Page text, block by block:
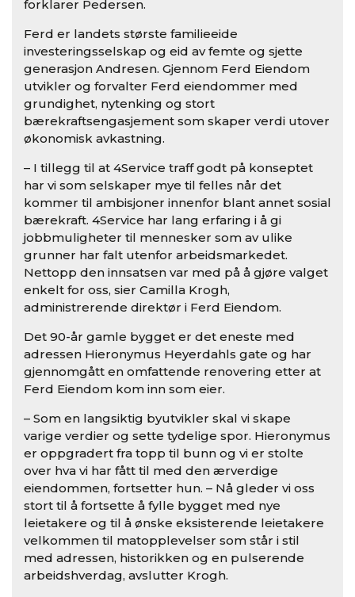
forklarer Pedersen.
Ferd er landets største familieeide
investeringsselskap og eid av femte og sjette
generasjon Andresen. Gjennom Ferd Eiendom
utvikler og forvalter Ferd eiendommer med
grundighet, nytenking og stort
bærekraftsengasjement som skaper verdi utover
økonomisk avkastning.
– I tillegg til at 4Service traff godt på konseptet
har vi som selskaper mye til felles når det
kommer til ambisjoner innenfor blant annet sosial
bærekraft. 4Service har lang erfaring i å gi
jobbmuligheter til mennesker som av ulike
grunner har falt utenfor arbeidsmarkedet.
Nettopp den innsatsen var med på å gjøre valget
enkelt for oss, sier Camilla Krogh,
administrerende direktør i Ferd Eiendom.
Det 90-år gamle bygget er det eneste med
adressen Hieronymus Heyerdahls gate og har
gjennomgått en omfattende renovering etter at
Ferd Eiendom kom inn som eier.
– Som en langsiktig byutvikler skal vi skape
varige verdier og sette tydelige spor. Hieronymus
er oppgradert fra topp til bunn og vi er stolte
over hva vi har fått til med den ærverdige
eiendommen, fortsetter hun. – Nå gleder vi oss
stort til å fortsette å fylle bygget med nye
leietakere og til å ønske eksisterende leietakere
velkommen til matopplevelser som står i stil
med adressen, historikken og en pulserende
arbeidshverdag, avslutter Krogh.